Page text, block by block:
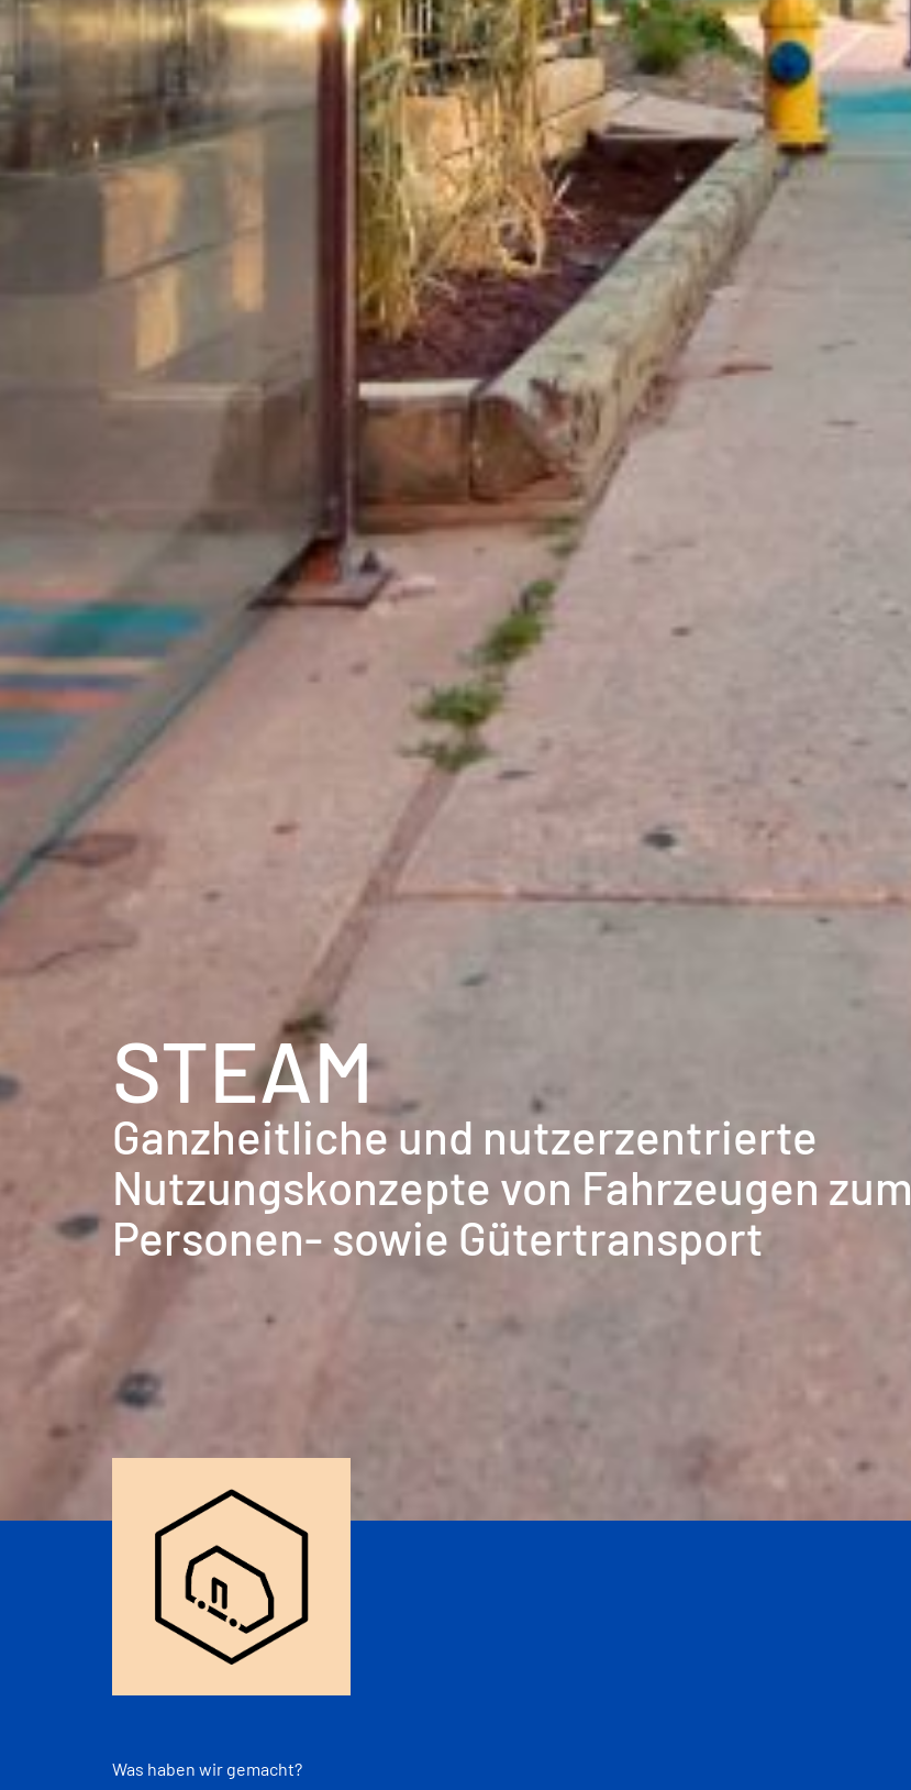
STEAM
Ganzheitliche und nutzerzentrierte
Nutzungskonzepte von Fahrzeugen zum
Personen- sowie Gütertransport
Was haben wir gemacht?